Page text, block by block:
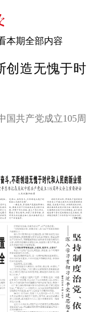
本期全部内容
创造无愧于时
共产党成立105周